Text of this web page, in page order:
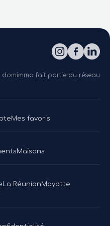
domimmo fait partie du réseau
Mes favoris
Maisons
La RéunionMayotte